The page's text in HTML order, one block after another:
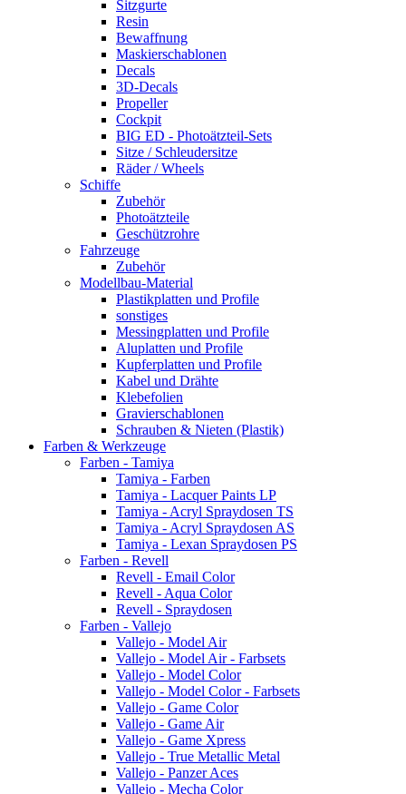
Sitzgurte
Resin
Bewaffnung
Maskierschablonen
Decals
3D-Decals
Propeller
Cockpit
BIG ED - Photoätzteil-Sets
Sitze / Schleudersitze
Räder / Wheels
Schiffe
Zubehör
Photoätzteile
Geschützrohre
Fahrzeuge
Zubehör
Modellbau-Material
Plastikplatten und Profile
sonstiges
Messingplatten und Profile
Aluplatten und Profile
Kupferplatten und Profile
Kabel und Drähte
Klebefolien
Gravierschablonen
Schrauben & Nieten (Plastik)
Farben & Werkzeuge
Farben - Tamiya
Tamiya - Farben
Tamiya - Lacquer Paints LP
Tamiya - Acryl Spraydosen TS
Tamiya - Acryl Spraydosen AS
Tamiya - Lexan Spraydosen PS
Farben - Revell
Revell - Email Color
Revell - Aqua Color
Revell - Spraydosen
Farben - Vallejo
Vallejo - Model Air
Vallejo - Model Air - Farbsets
Vallejo - Model Color
Vallejo - Model Color - Farbsets
Vallejo - Game Color
Vallejo - Game Air
Vallejo - Game Xpress
Vallejo - True Metallic Metal
Vallejo - Panzer Aces
Vallejo - Mecha Color